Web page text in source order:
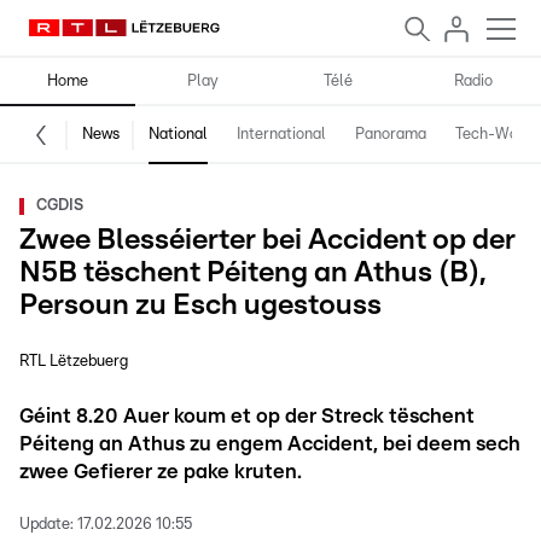
Home Play Télé Radio
News National International Panorama Tech-World
CGDIS
Zwee Blesséierter bei Accident op der
N5B tëschent Péiteng an Athus (B),
Persoun zu Esch ugestouss
RTL Lëtzebuerg
Géint 8.20 Auer koum et op der Streck tëschent
Péiteng an Athus zu engem Accident, bei deem sech
zwee Gefierer ze pake kruten.
Update: 17.02.2026 10:55